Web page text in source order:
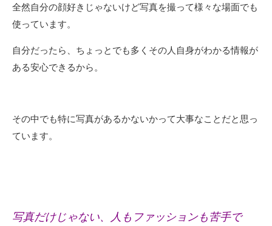
全然自分の顔好きじゃないけど写真を撮って様々な場面でも
使っています。
自分だったら、ちょっとでも多くその人自身がわかる情報が
ある安心できるから。
その中でも特に写真があるかないかって大事なことだと思っ
ています。
写真だけじゃない、人もファッションも苦手で